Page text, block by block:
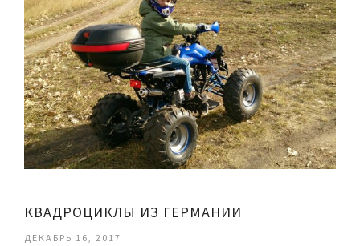
КВАДРОЦИКЛЫ ИЗ ГЕРМАНИИ
ДЕКАБРЬ 16, 2017